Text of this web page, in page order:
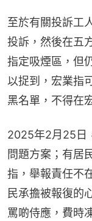
至於有關投訴工
投訴，然後在五
指定吸煙區，但
以捉到，宏業指
黑名單，不得在
2025年2月25日
問題方案；有居
指，舉報責任不
民承擔被報復的
罵啲侍應，費時